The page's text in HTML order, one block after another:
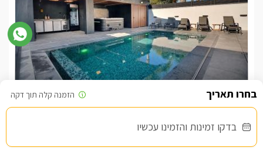
בדקו זמינות והזמינו עכשיו
צימר בצפון, קריית ביאליק
החל מ- ₪1800